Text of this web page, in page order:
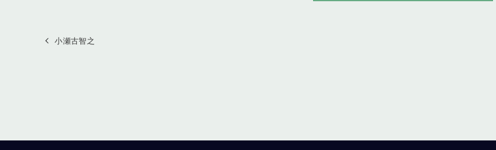
小瀬古智之